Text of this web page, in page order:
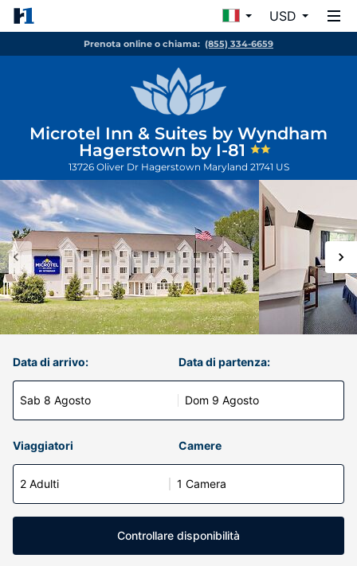
USD
Prenota online o chiama: (855) 334-6659
Microtel Inn & Suites by Wyndham
Hagerstown by I-81
13726 Oliver Dr Hagerstown Maryland 21741 US
Data di arrivo:
Sab 8 Agosto
Data di partenza:
Dom 9 Agosto
Viaggiatori Camere
2 Adulti 1 Camera
Controllare disponibilità